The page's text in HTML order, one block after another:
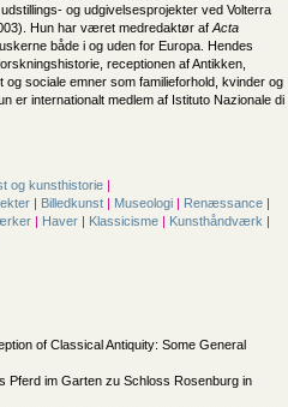
og udgivelsesprojekter ved Volterra
Hun har været medredaktør af Acta
både i og uden for Europa. Hendes
receptionen af Antikken,
sociale emner som familieforhold, kvinder og
er internationalt medlem af Istituto Nazionale di
og kunsthistorie |
| Billedkunst | Museologi | Renæssance |
| Haver | Klassicisme | Kunsthåndværk |
of Classical Antiquity: Some General
Pferd im Garten zu Schloss Rosenburg in